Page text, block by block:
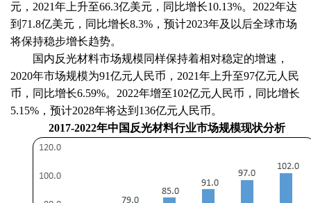
元，2021年上升至66.3亿美元，同比增长10.13%。2022年达
到71.8亿美元，同比增长8.3%，预计2023年及以后全球市场
将保持稳步增长趋势。
国内反光材料市场规模同样保持着相对稳定的增速，
2020年市场规模为91亿元人民币，2021年上升至97亿元人民
币，同比增长6.59%。2022年增至102亿元人民币，同比增长
5.15%，预计2028年将达到136亿元人民币。
2017-2022年中国反光材料行业市场规模现状分析